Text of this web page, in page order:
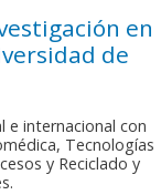
en
de
e internacional con
Tecnologías
y Reciclado y